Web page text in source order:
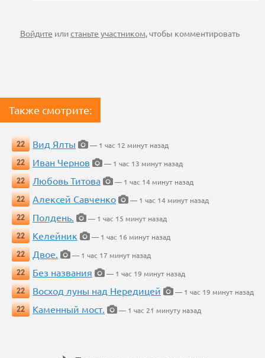
Войдите илистаньте участником, чтобы комментировать
Также смотрите:
22 Вид Ялты
— 1 час 12 минут назад
22
Иван Чернов
— 1 час 13 минут назад
22
Любовь Титова
— 1 час 14 минут назад
22
Алексей Савченко
— 1 час 14 минут назад
22
Полдень.
— 1 час 15 минут назад
22
Келейник
— 1 час 16 минут назад
22
Двое.
— 1 час 17 минут назад
22
Без названия
— 1 час 19 минут назад
22
Восход луны над Нередицей
— 1 час 19 минут назад
22
Каменный мост. — 1 час 21 минуту назад